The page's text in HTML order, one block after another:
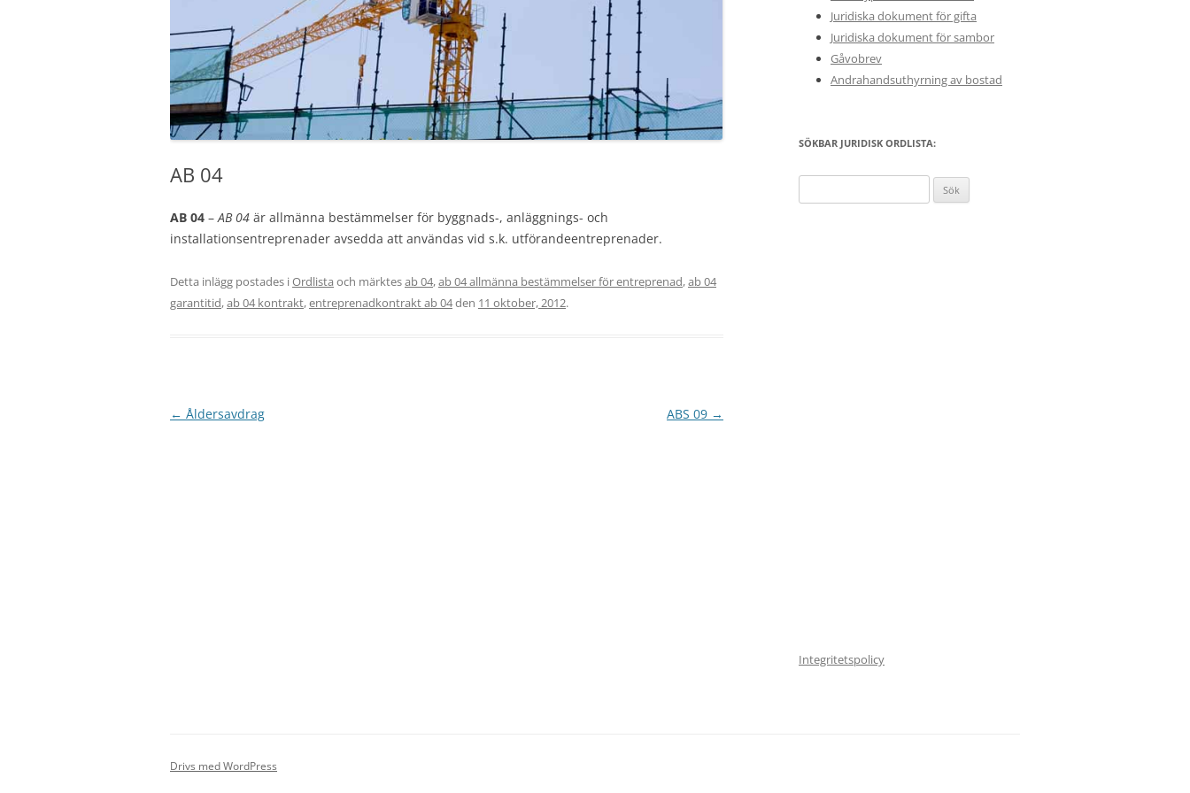
AB 04
AB 04 –AB 04 är allmänna bestämmelser för byggnads-, anläggnings- och
installationsentreprenader avsedda att användas vid s.k. utförandeentreprenader.
Detta inlägg postades iOrdlista och märktesab 04,ab 04 allmänna bestämmelser för entreprenad,ab 04
garantitid,ab 04 kontrakt,entreprenadkontrakt ab 04den 11 oktober, 2012.
Inläggsnavigering
← Åldersavdrag ABS 09 →
Juridiska dokument för gifta
Juridiska dokument för sambor
Gåvobrev
Andrahandsuthyrning av bostad
SÖKBAR JURIDISK ORDLISTA:
efter:
Integritetspolicy
Drivs med WordPress